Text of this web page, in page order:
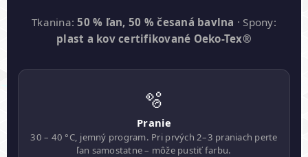
Tkanina:50 % ľan, 50 % česaná bavlna · Spony:
plast a kov certifikované Oeko-Tex®
🫧
Pranie
30 – 40 °C, jemný program. Pri prvých 2–3 praniach perte
ľan samostatne – môže pustiť farbu.